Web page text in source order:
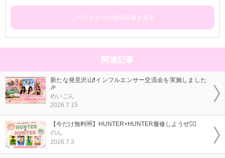
このライターの他の記事を見る
関連記事
新たな発見沢山❗インフルエンサー交流会を実施しました
🎉
めいごん
2026.7.15
【今だけ無料🆓】HUNTER×HUNTER履修しようぜ❤️‍🔥
のん
2026.7.3